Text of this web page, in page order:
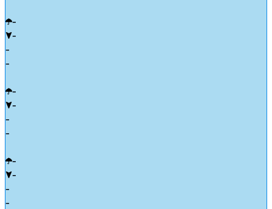
-
-
-
-
-
-
-
-
-
-
-
-